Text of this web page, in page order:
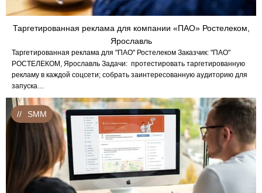
Таргетированная реклама для компании «ПАО» Ростелеком,
Ярославль
Таргетированная реклама для "ПАО" Ростелеком Заказчик: "ПАО"
РОСТЕЛЕКОМ, Ярославль Задачи: протестировать таргетированную
рекламу в каждой соцсети; собрать заинтересованную аудиторию для
запуска…
SMM